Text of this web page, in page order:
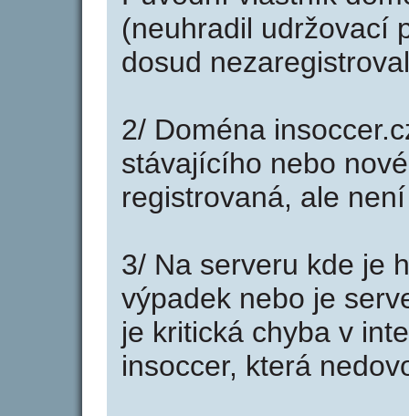
(neuhradil udržovací
dosud
2/ Doména
stávajícího nebo
registrovaná, ale
3/ Na serveru kde je
výpadek nebo je
je kritická chyba v
insoccer, která